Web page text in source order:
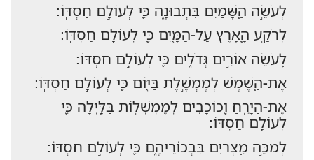
לְעֹשֵׂ֣ה הַ֭שָּׁמַיִם בִּתְבוּנָ֑ה כִּ֖י לְעוֹלָ֣ם חַסְדּֽוֹ:
לְרֹקַ֣ע הָ֭אָרֶץ עַל-הַמָּ֑יִם כִּ֖י לְעוֹלָ֣ם חַסְדּֽוֹ:
לְ֭עֹשֵׂה אוֹרִ֣ים גְּדֹלִ֑ים כִּ֖י לְעוֹלָ֣ם חַסְדּֽוֹ:
אֶת-הַ֭שֶּׁמֶשׁ לְמֶמְשֶׁ֣לֶת בַּיּ֑וֹם כִּ֖י לְעוֹלָ֣ם חַסְדּֽוֹ:
אֶת-הַיָּרֵ֣חַ וְ֭כוֹכָבִים לְמֶמְשְׁל֣וֹת בַּלָּ֑יְלָה כִּ֖י
לְעוֹלָ֣ם חַסְדּֽוֹ:
לְמַכֵּ֣ה מִ֭צְרַיִם בִּבְכוֹרֵיהֶ֑ם כִּ֖י לְעוֹלָ֣ם חַסְדּֽוֹ: